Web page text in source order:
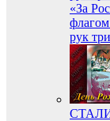
«За
рук